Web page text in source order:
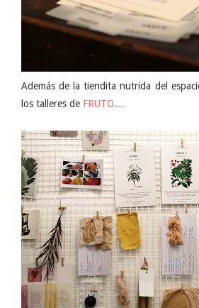
Además de la tiendita nutrida del
los talleres de FRUTO…